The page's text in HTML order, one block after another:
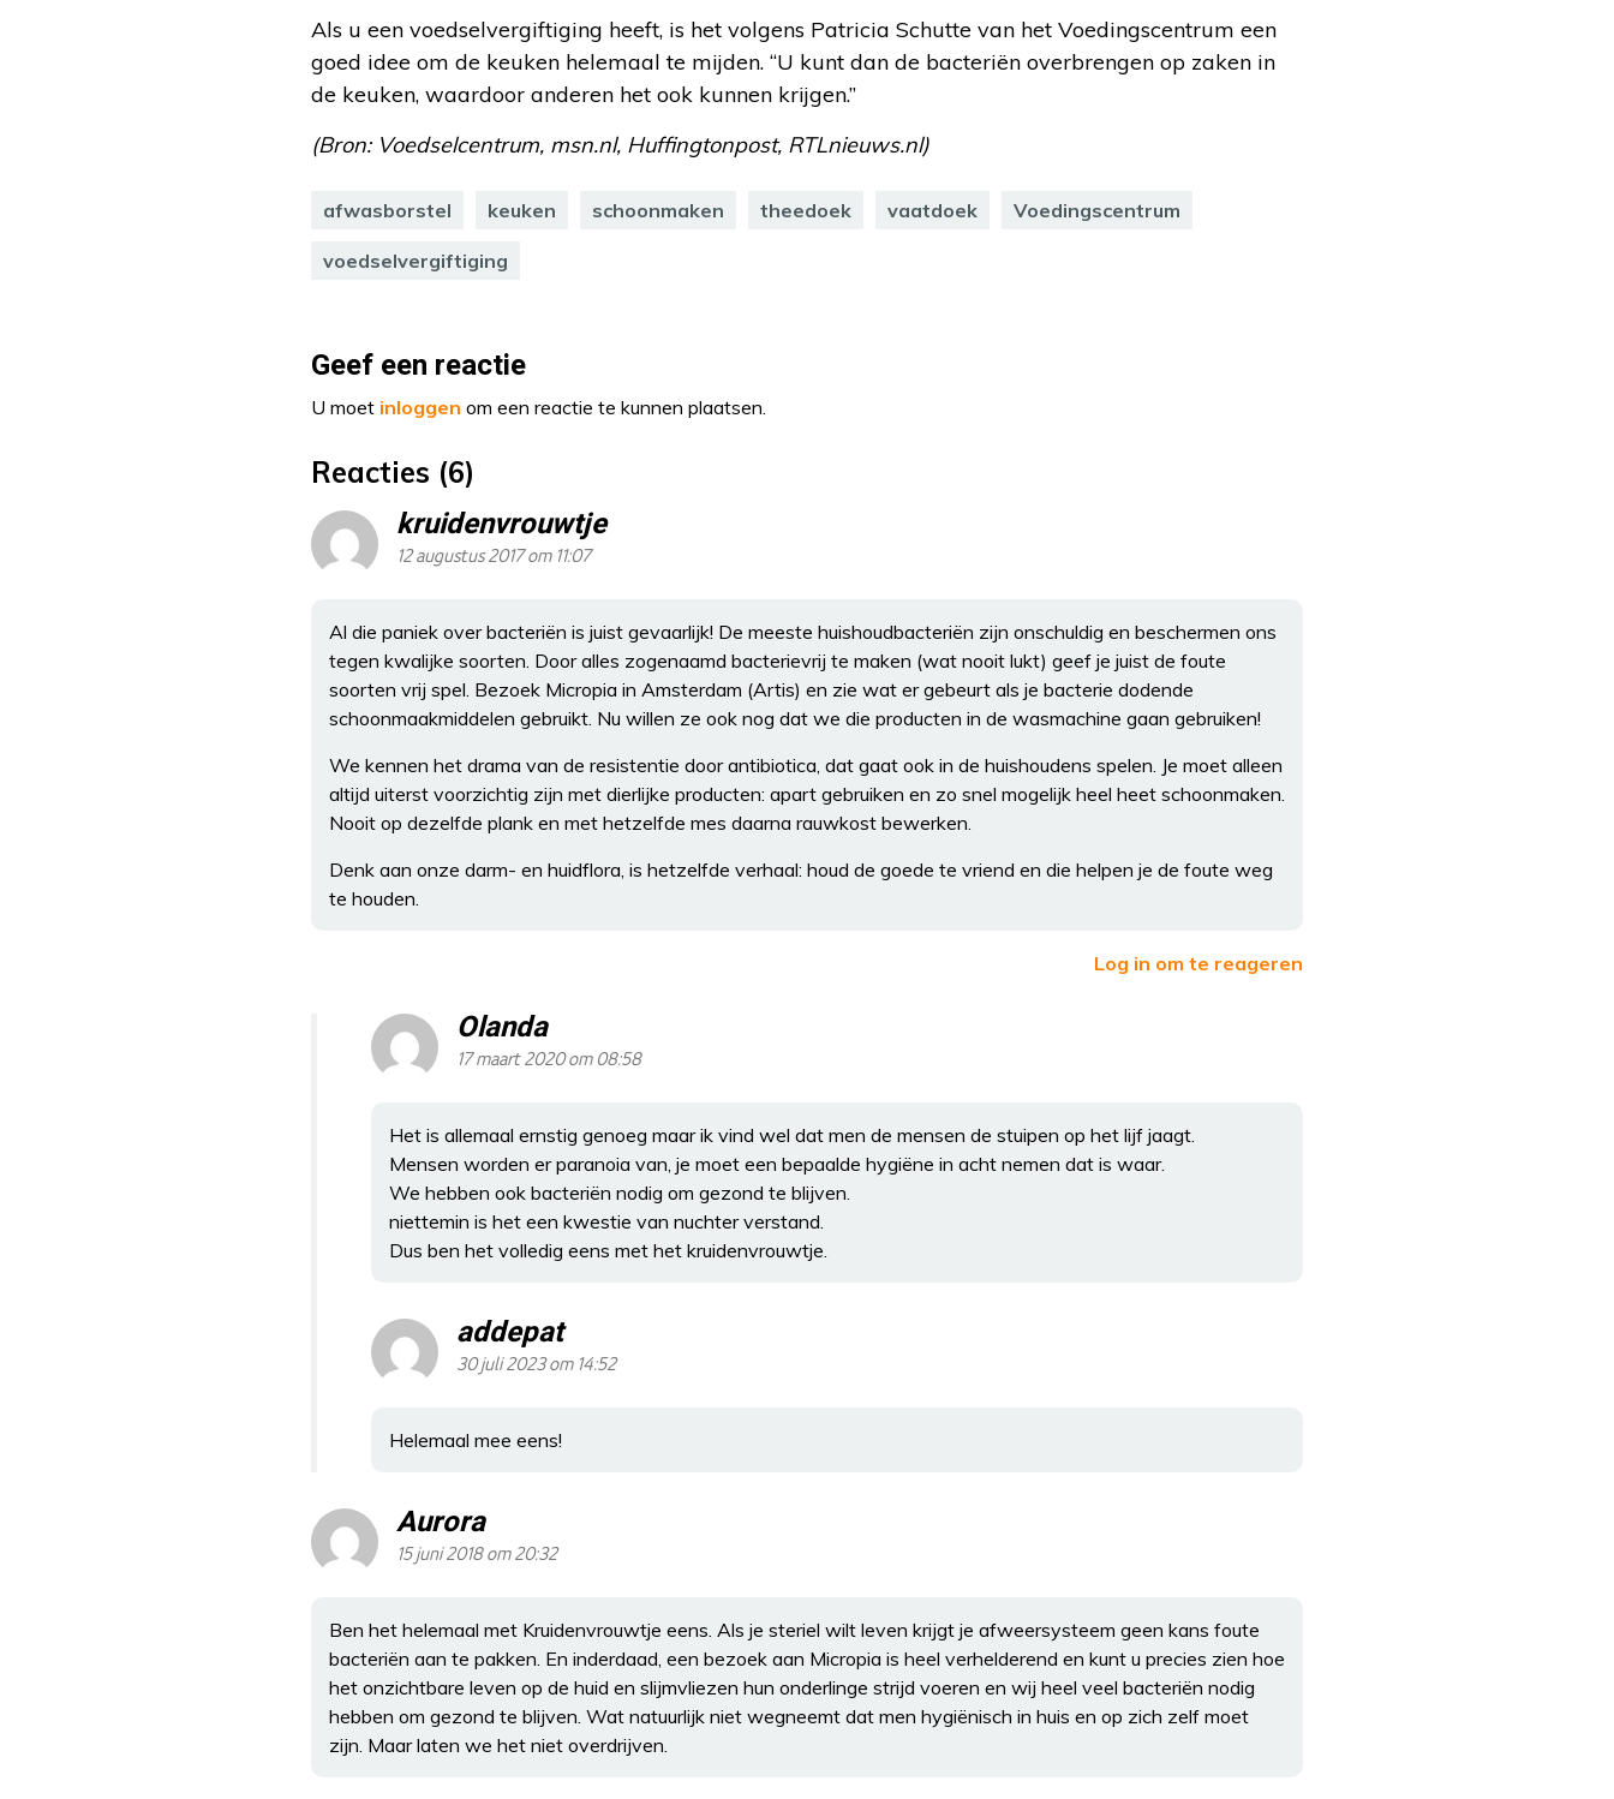
Als u een voedselvergiftiging heeft, is het volgens Patricia Schutte van het Voedingscentrum een
goed idee om de keuken helemaal te mijden. “U kunt dan de bacteriën overbrengen op zaken in
de keuken, waardoor anderen het ook kunnen krijgen.”
(Bron: Voedselcentrum, msn.nl, Huffingtonpost, RTLnieuws.nl)
afwasborstel keuken schoonmaken theedoek vaatdoek Voedingscentrum
voedselvergiftiging
Geef een reactie
U moet inloggen om een reactie te kunnen plaatsen.
Reacties (6)
kruidenvrouwtje
12 augustus 2017 om 11:07
Al die paniek over bacteriën is juist gevaarlijk! De meeste huishoudbacteriën zijn onschuldig en beschermen ons
tegen kwalijke soorten. Door alles zogenaamd bacterievrij te maken (wat nooit lukt) geef je juist de foute
soorten vrij spel. Bezoek Micropia in Amsterdam (Artis) en zie wat er gebeurt als je bacterie dodende
schoonmaakmiddelen gebruikt. Nu willen ze ook nog dat we die producten in de wasmachine gaan gebruiken!
We kennen het drama van de resistentie door antibiotica, dat gaat ook in de huishoudens spelen. Je moet alleen
altijd uiterst voorzichtig zijn met dierlijke producten: apart gebruiken en zo snel mogelijk heel heet schoonmaken.
Nooit op dezelfde plank en met hetzelfde mes daarna rauwkost bewerken.
Denk aan onze darm- en huidflora, is hetzelfde verhaal: houd de goede te vriend en die helpen je de foute weg
te houden.
Log in om te reageren
Olanda
17 maart 2020 om 08:58
Het is allemaal ernstig genoeg maar ik vind wel dat men de mensen de stuipen op het lijf jaagt.
Mensen worden er paranoia van, je moet een bepaalde hygiëne in acht nemen dat is waar.
We hebben ook bacteriën nodig om gezond te blijven.
niettemin is het een kwestie van nuchter verstand.
Dus ben het volledig eens met het kruidenvrouwtje.
addepat
30 juli 2023 om 14:52
Helemaal mee eens!
Aurora
15 juni 2018 om 20:32
Ben het helemaal met Kruidenvrouwtje eens. Als je steriel wilt leven krijgt je afweersysteem geen kans foute
bacteriën aan te pakken. En inderdaad, een bezoek aan Micropia is heel verhelderend en kunt u precies zien hoe
het onzichtbare leven op de huid en slijmvliezen hun onderlinge strijd voeren en wij heel veel bacteriën nodig
hebben om gezond te blijven. Wat natuurlijk niet wegneemt dat men hygiënisch in huis en op zich zelf moet
zijn. Maar laten we het niet overdrijven.